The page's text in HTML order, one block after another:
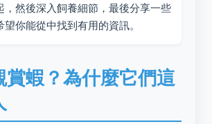
，然後深入飼養細節，最後分享一些
你能從中找到有用的資訊。
賞蝦？為什麼它們這